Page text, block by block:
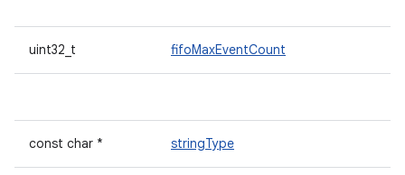
uint32_t fifoMaxEventCount
const char * stringType